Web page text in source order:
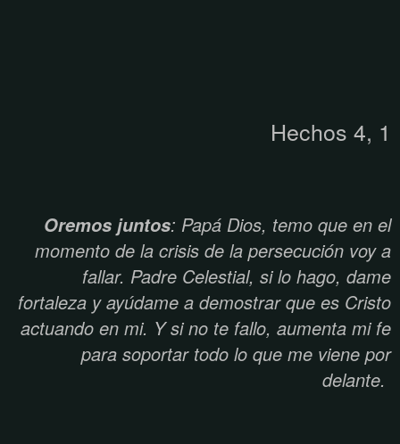
Hechos 4, 1
Oremos juntos: Papá Dios, temo que en el
momento de la crisis de la persecución voy a
fallar. Padre Celestial, si lo hago, dame
fortaleza y ayúdame a demostrar que es Cristo
actuando en mi. Y si no te fallo, aumenta mi fe
para soportar todo lo que me viene por
delante.